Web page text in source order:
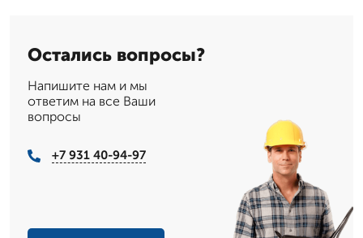
Остались вопросы?
Напишите нам и мы
ответим на все Ваши
вопросы
+7 931 40-94-97